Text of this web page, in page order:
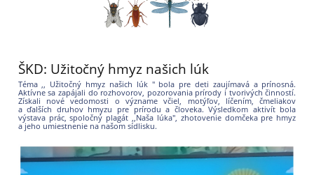
ŠKD: Užitočný hmyz našich lúk
Téma ,, Užitočný hmyz našich lúk " bola pre deti zaujímavá a prínosná.
Aktívne sa zapájali do rozhovorov, pozorovania prírody i tvorivých činností.
Získali nové vedomosti o význame včiel, motýľov, líčením, čmeliakov
a ďalších druhov hmyzu pre prírodu a človeka. Výsledkom aktivít bola
výstava prác, spoločný plagát ,,Naša lúka", zhotovenie domčeka pre hmyz
a jeho umiestnenie na našom sídlisku.